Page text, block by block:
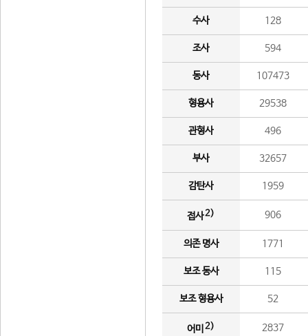
수사 128
조사 594
동사 107473
형용사 29538
관형사 496
부사 32657
감탄사 1959
접사2) 906
의존 명사 1771
보조 동사 115
보조 형용사 52
어미 2) 2837